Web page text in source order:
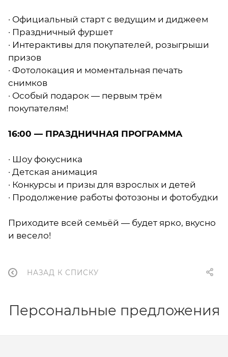
· Официальный старт с ведущим и диджеем
· Праздничный фуршет
· Интерактивы для покупателей, розыгрыши
призов
· Фотолокация и моментальная печать
снимков
· Особый подарок — первым трём
покупателям!
16:00 — ПРАЗДНИЧНАЯ ПРОГРАММА
· Шоу фокусника
· Детская анимация
· Конкурсы и призы для взрослых и детей
· Продолжение работы фотозоны и фотобудки
Приходите всей семьёй — будет ярко, вкусно
и весело!
НАЗАД К СПИСКУ
Персональные предложения